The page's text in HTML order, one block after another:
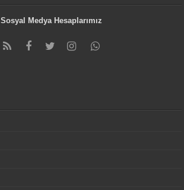
Sosyal Medya Hesaplarımız